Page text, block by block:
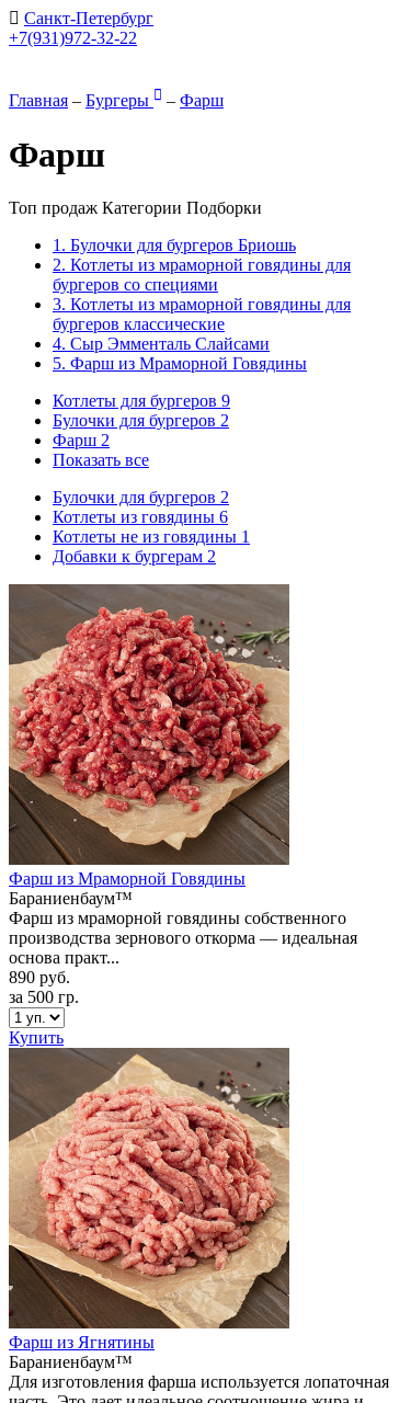
Санкт-Петербург
+7(931)972-32-22
Главная – Бургеры – Фарш
Фарш
Топ продаж Категории Подборки
1. Булочки для бургеров Бриошь
2. Котлеты из мраморной говядины для
бургеров со специями
3. Котлеты из мраморной говядины для
бургеров классические
4. Сыр Эмменталь Слайсами
5. Фарш из Мраморной Говядины
Котлеты для бургеров 9
Булочки для бургеров 2
Фарш 2
Показать все
Булочки для бургеров 2
Котлеты из говядины 6
Котлеты не из говядины 1
Добавки к бургерам 2
Фарш из Мраморной Говядины
Бараниенбаум™
Фарш из мраморной говядины собственного
производства зернового откорма — идеальная
основа практ...
890 руб.
за 500 гр.
Купить
Фарш из Ягнятины
Бараниенбаум™
Для изготовления фарша используется лопаточная